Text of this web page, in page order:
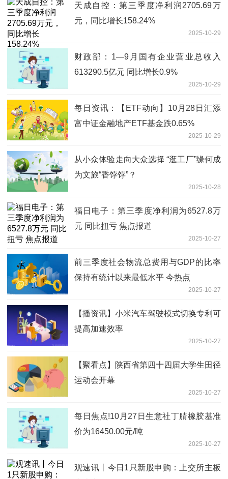
天成自控：第三季度净利润2705.69万
元，同比增长158.24%
2025-10-29
财政部：1—9月国有企业营业总收入
613290.5亿元 同比增长0.9%
2025-10-29
每日资讯：【ETF动向】10月28日汇添
富中证金融地产ETF基金跌0.65%
2025-10-29
从小众体验走向大众选择 “逛工厂”缘何成
为文旅“香饽饽”？
2025-10-28
福日电子：第三季度净利润为6527.8万
元 同比扭亏 焦点报道
2025-10-27
前三季度社会物流总费用与GDP的比率
保持有统计以来最低水平 今热点
2025-10-27
【播资讯】小米汽车驾驶模式切换专利可
提高加速效率
2025-10-27
【聚看点】陕西省第四十四届大学生田径
运动会开幕
2025-10-27
每日焦点!10月27日生意社丁腈橡胶基准
价为16450.00元/吨
2025-10-27
观速讯丨今日1只新股申购：上交所主板